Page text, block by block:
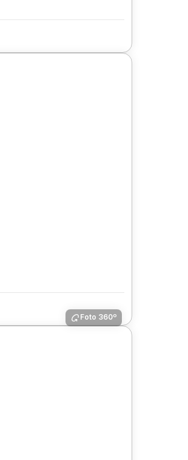
Foto 360º